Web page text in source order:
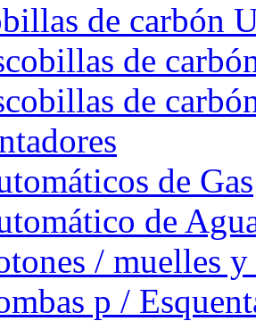
de carbón
de
de
de Gas
de
/ muelles
p /